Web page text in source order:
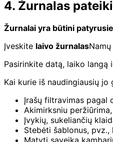
4. Žurnalas
Žurnalai yra būtini
Įveskite laivo žurnalas
Pasirinkite datą, laiko langą
Kai kurie iš naudingiausių jo
Įrašų filtravimas pagal
Akimirksniu
Įvykių, sukeliančių
Stebėti šablonus,